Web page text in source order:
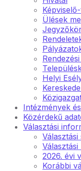
Ülések
Helyi
Intézmények
Közérdekű
Választási
2026. évi
Korábbi